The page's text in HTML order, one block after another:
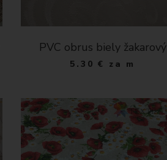
PVC obrus biely žakarový
5.30 € za m